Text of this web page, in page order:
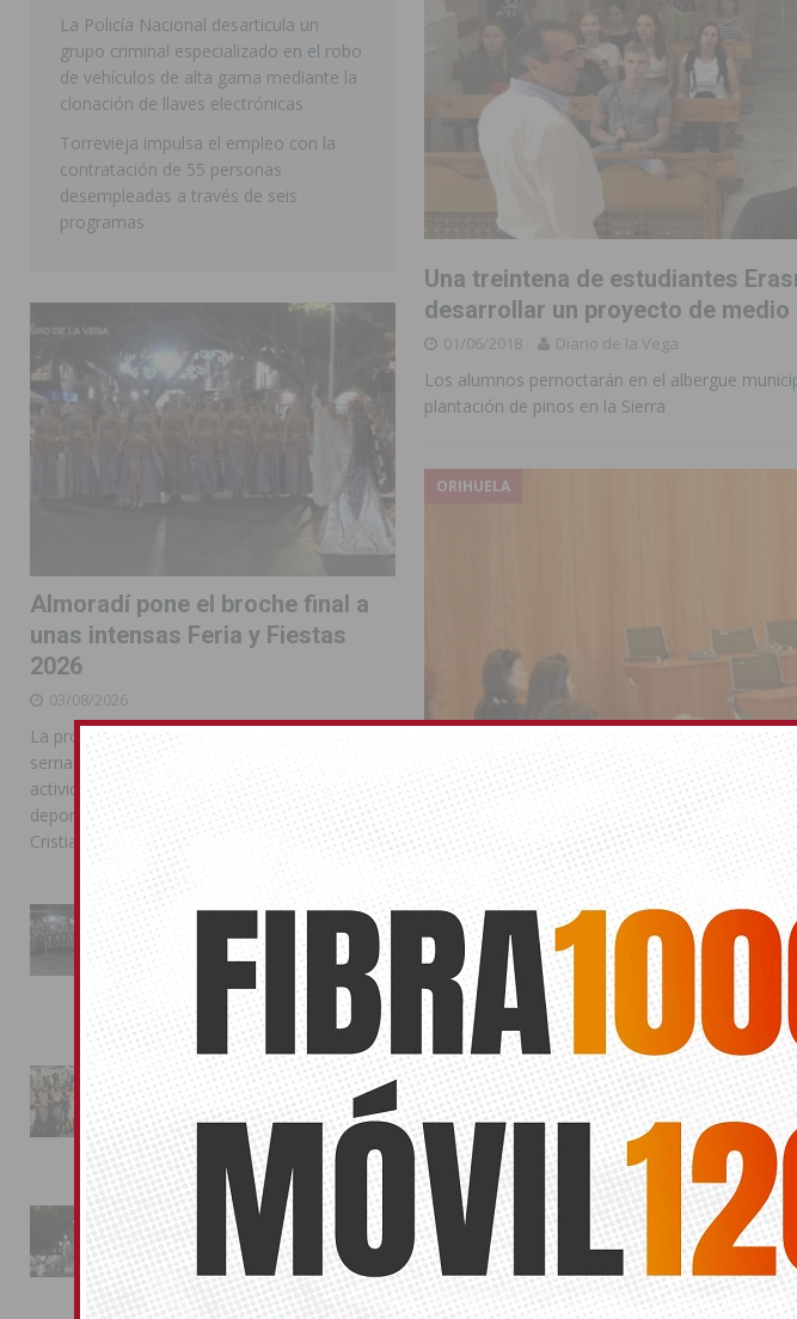
Una treintena de estudiantes
desarrollar un proyecto de medio
01/06/2018 Diario de la Vega
Los alumnos pernoctarán en el albergue
plantación de pinos en la Sierra
ORIHUELA
Orihuela recibe a profesores de
Erasmus+
14/12/2016 Silvia Guerrero Lidón
El colegio público de San Bartolomé es el
los docentes
La Policía Nacional desarticula un
grupo criminal especializado en el robo
de vehículos de alta gama mediante la
clonación de llaves electrónicas
Torrevieja impulsa el empleo con la
contratación de 55 personas
desempleadas a través de seis
programas
Almoradí pone el broche final a
unas intensas Feria y Fiestas
2026
03/08/2026
La programación reunió durante más de una
semana actos institucionales, conciertos,
actividades familiares, competiciones
deportivas y las celebraciones de Moros y
Cristianos
La Entrada Cristiana llena de
esplendor las calles de
Almoradí en una multitudinaria
jornada festera
02/08/2026
La magia de la Entrada Mora
conquista las calles de
Almoradí
01/08/2026
La fiesta se adueña de
Almoradí con la presentación
de los cargos festeros y la
toma del castillo
31/07/2026